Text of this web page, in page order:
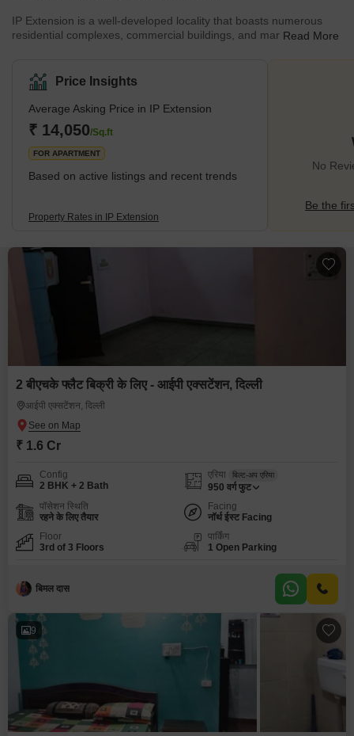
IP Extension is a well-developed locality that boasts numerous
residential complexes, commercial buildings, and markets. The
known for its lush green parks and open spaces, making it a
peaceful place to live in. What's Great about IP Extension Delhi
One of the biggest advantages of living in IP Extension is its
Read More
Price Insights
Average Asking Price in IP Extension
₹ 14,050/Sq.ft
FOR APARTMENT
Based on active listings and recent trends
Property Rates in IP Extension
No
Be the
2 बीएचके फ्लैट बिक्री के लिए - आईपी एक्सटेंशन, दिल्ली
आईपी एक्सटेंशन, दिल्ली
₹ 1.6 Cr
Config
2 BHK + 2 Bath
एरिया बिल्ट-अप एरिया
950 वर्ग फुट
पॉसेशन स्थिति
रहने के लिए तैयार
Facing
नॉर्थ ईस्ट Facing
Floor
3rd of 3 Floors
पार्किंग
1 Open Parking
बिमल दास
9